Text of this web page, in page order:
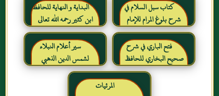
كتاب سبل السلام في
شرح بلوغ المرام للإمام
الصنعاني رحمه الله
البداية و النهاية للحافظ
ابن كثير رحمه الله تعالى
فتح الباري في شرح
صحيح البخاري للحافظ
ابن حجر العسقلاني
سير أعلام النبلاء
لشمس الدين الذهبي
المرئيات